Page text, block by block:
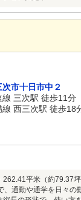
市十日市中２
線 三次駅 徒歩11分
線 西三次駅 徒歩18
262.41平米（約79.37
、通勤や通学を日々